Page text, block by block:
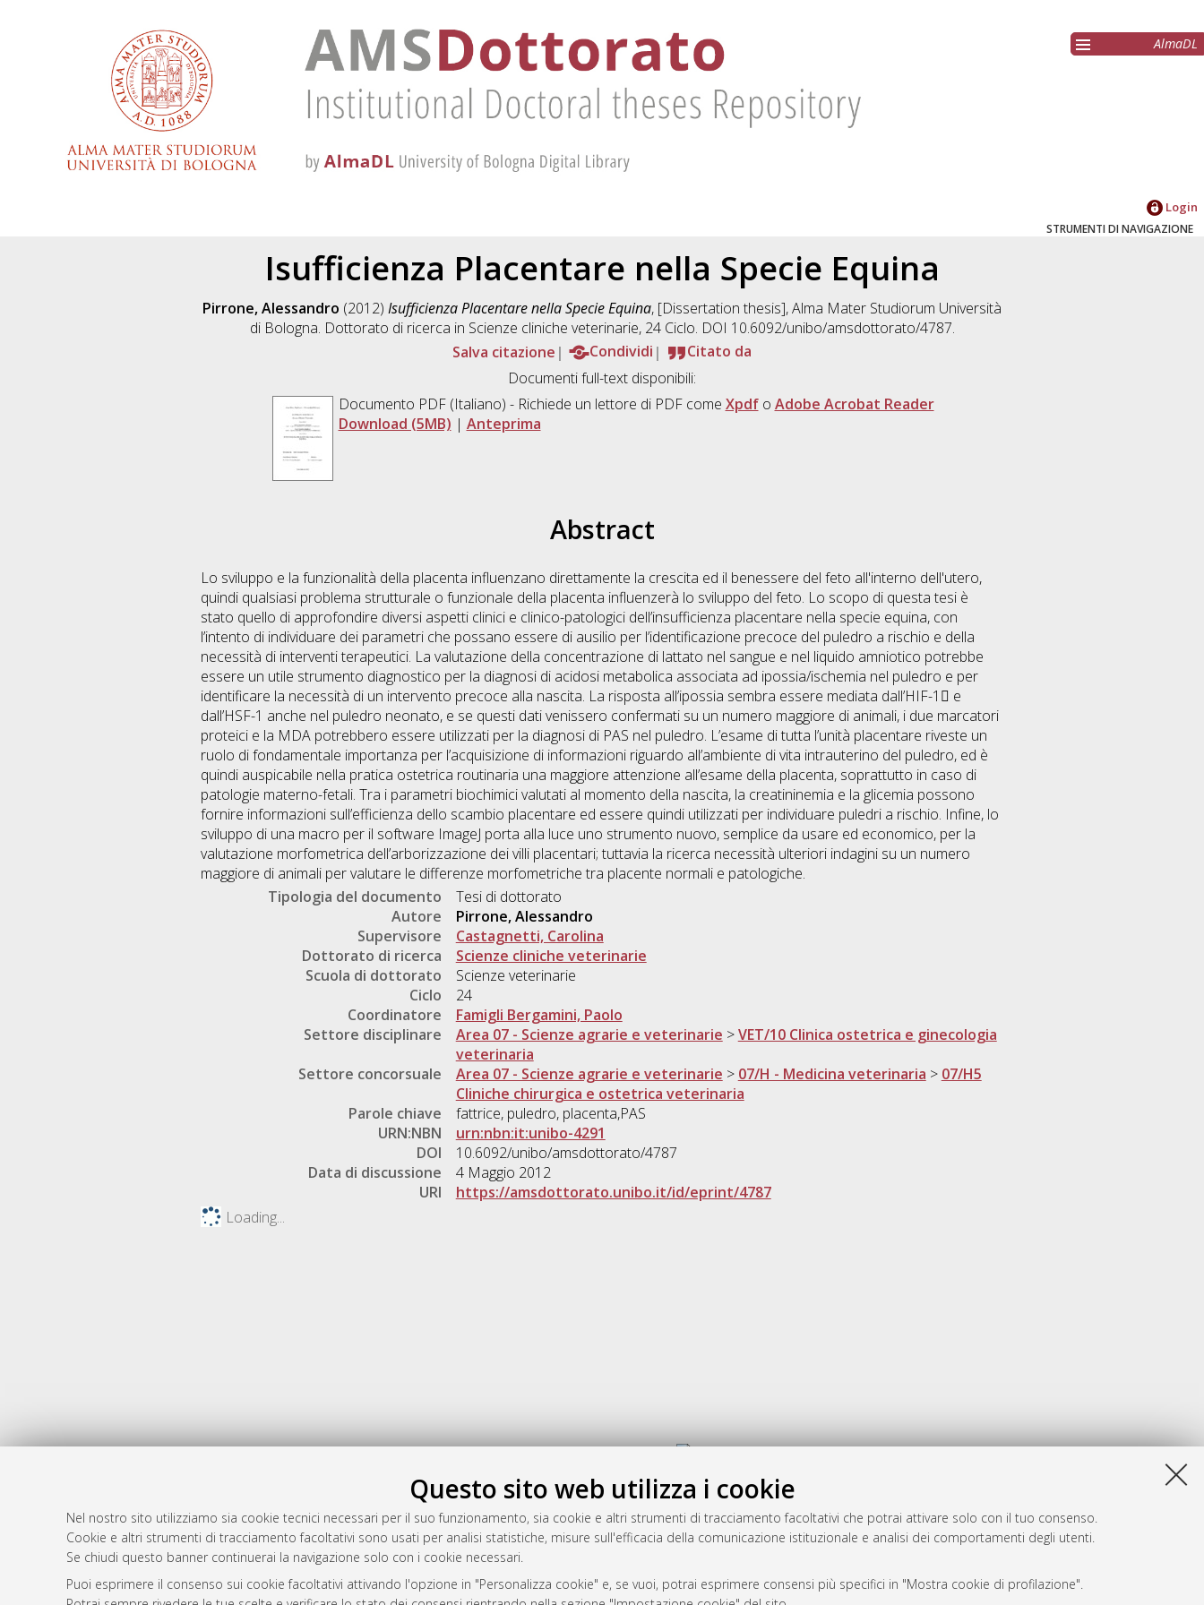
Questo sito web utilizza i cookie
Nel nostro sito utilizziamo sia cookie tecnici necessari per il suo funzionamento, sia cookie e altri strumenti di tracciamento facoltativi che potrai attivare solo con il tuo consenso.
Cookie e altri strumenti di tracciamento facoltativi sono usati per analisi statistiche, misure sull'efficacia della comunicazione istituzionale e analisi dei comportamenti degli utenti.
Se chiudi questo banner continuerai la navigazione solo con i cookie necessari.
Puoi esprimere il consenso sui cookie facoltativi attivando l'opzione in "Personalizza cookie" e, se vuoi, potrai esprimere consensi più specifici in "Mostra cookie di profilazione".
AlmaDL
Login
STRUMENTI DI NAVIGAZIONE
Isufficienza Placentare nella Specie Equina
Pirrone, Alessandro (2012) Isufficienza Placentare nella Specie Equina, [Dissertation thesis], Alma Mater Studiorum Università
di Bologna. Dottorato di ricerca in Scienze cliniche veterinarie, 24 Ciclo. DOI 10.6092/unibo/amsdottorato/4787.
Salva citazione
Condividi
Citato da
Documenti full-text disponibili:
Documento PDF(Italiano) - Richiede un lettore di PDF come Xpdfo Adobe Acrobat Reader
Download (5MB) | Anteprima
Abstract
Lo sviluppo e la funzionalità della placenta influenzano direttamente la crescita ed il benessere del feto all'interno dell'utero,
quindi qualsiasi problema strutturale o funzionale della placenta influenzerà lo sviluppo del feto. Lo scopo di questa tesi è
stato quello di approfondire diversi aspetti clinici e clinico-patologici dell’insufficienza placentare nella specie equina, con
l’intento di individuare dei parametri che possano essere di ausilio per l’identificazione precoce del puledro a rischio e della
necessità di interventi terapeutici. La valutazione della concentrazione di lattato nel sangue e nel liquido amniotico potrebbe
essere un utile strumento diagnostico per la diagnosi di acidosi metabolica associata ad ipossia/ischemia nel puledro e per
identificare la necessità di un intervento precoce alla nascita. La risposta all’ipossia sembra essere mediata dall’HIF-1 e
dall’HSF-1 anche nel puledro neonato, e se questi dati venissero confermati su un numero maggiore di animali, i due marcatori
proteici e la MDA potrebbero essere utilizzati per la diagnosi di PAS nel puledro. L’esame di tutta l’unità placentare riveste un
ruolo di fondamentale importanza per l’acquisizione di informazioni riguardo all’ambiente di vita intrauterino del puledro, ed è
quindi auspicabile nella pratica ostetrica routinaria una maggiore attenzione all’esame della placenta, soprattutto in caso di
patologie materno-fetali. Tra i parametri biochimici valutati al momento della nascita, la creatininemia e la glicemia possono
fornire informazioni sull’efficienza dello scambio placentare ed essere quindi utilizzati per individuare puledri a rischio. Infine, lo
sviluppo di una macro per il software ImageJ porta alla luce uno strumento nuovo, semplice da usare ed economico, per la
valutazione morfometrica dell’arborizzazione dei villi placentari; tuttavia la ricerca necessità ulteriori indagini su un numero
maggiore di animali per valutare le differenze morfometriche tra placente normali e patologiche.
Tipologia del documento
Tesi di dottorato
Autore
Pirrone, Alessandro
Supervisore
Castagnetti, Carolina
Dottorato di ricerca
Scienze cliniche veterinarie
Scuola di dottorato
Scienze veterinarie
Ciclo
24
Coordinatore
Famigli Bergamini, Paolo
Settore disciplinare
Area 07 - Scienze agrarie e veterinarie >VET/10 Clinica ostetrica e ginecologia
veterinaria
Settore concorsuale
Area 07 - Scienze agrarie e veterinarie > 07/H - Medicina veterinaria > 07/H5
Cliniche chirurgica e ostetrica veterinaria
Parole chiave
fattrice, puledro, placenta,PAS
URN:NBN
urn:nbn:it:unibo-4291
DOI
10.6092/unibo/amsdottorato/4787
Data di discussione
4 Maggio 2012
URI
https://amsdottorato.unibo.it/id/eprint/4787
Loading...
Atom
Rss 1.0
Rss 2.0
AMS Dottorato
ISSN: 2038-7946
Servizio implementato e gestito da
Impostazioni Cookie